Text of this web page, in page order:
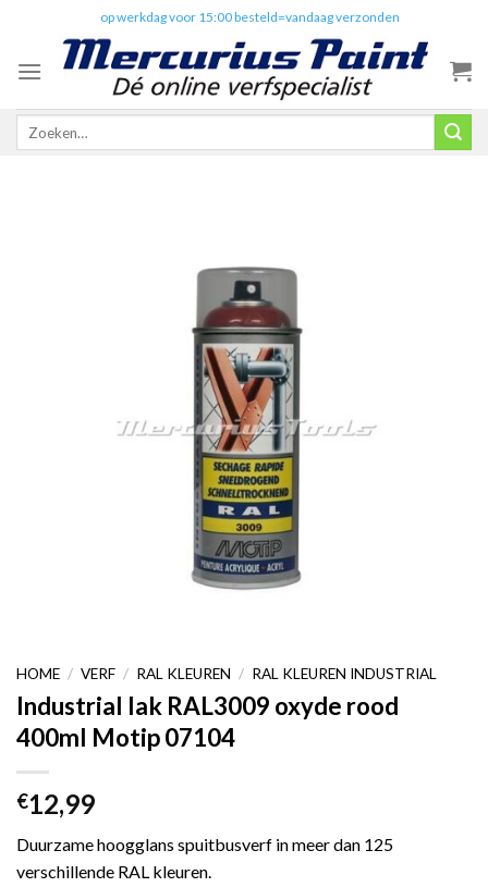
content
op werkdag voor 15:00 besteld=vandaag verzonden
Zoeken
HOME / VERF / RAL KLEUREN / RAL KLEUREN INDUSTRIAL
Industrial lak RAL3009 oxyde rood
400ml Motip 07104
€12,99
Duurzame hoogglans spuitbusverf in meer dan 125
verschillende RAL kleuren.